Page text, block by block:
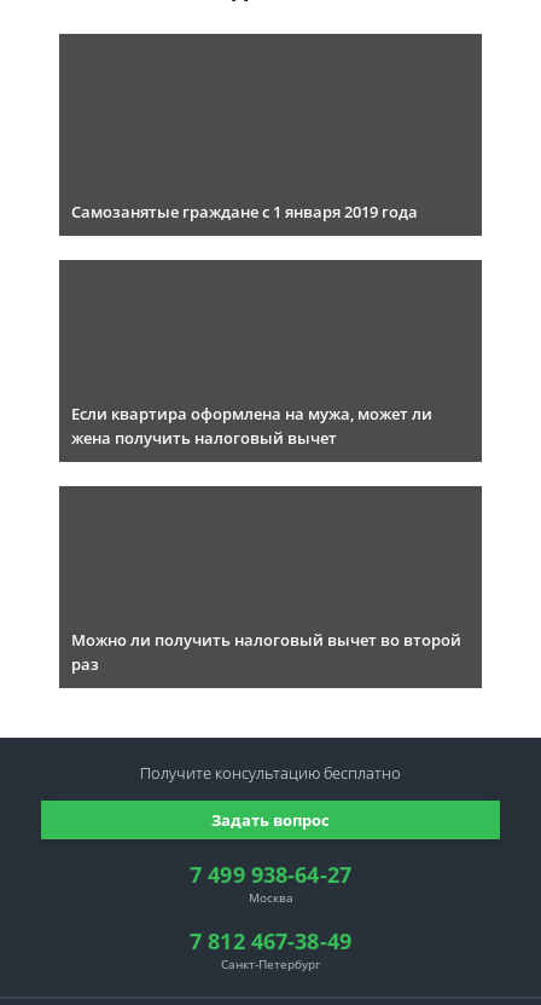
Самозанятые граждане с 1 января 2019 года
Если квартира оформлена на мужа, может ли
жена получить налоговый вычет
Можно ли получить налоговый вычет во второй
раз
7 499 938-64-27
Москва
7 812 467-38-49
Санкт-Петербург
Задать вопрос
Получите консультациюбесплатно